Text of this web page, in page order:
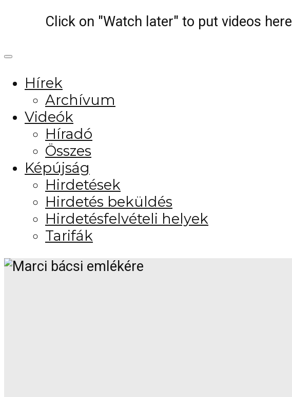
Click on "Watch later" to put videos here
Hírek
Archívum
Videók
Híradó
Összes
Képújság
Hirdetések
Hirdetés beküldés
Hirdetésfelvételi helyek
Tarifák